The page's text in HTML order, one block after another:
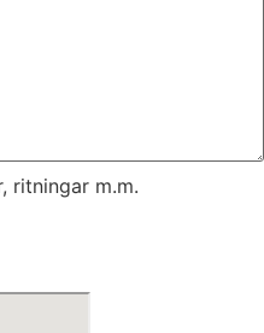
ritningar m.m.